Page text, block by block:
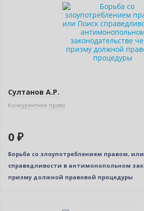
Султанов А.Р.
Конкурентное право
0 ₽
Борьба со злоупотреблением правом,
справедливости в антимонопольном
призму должной правовой процедуры